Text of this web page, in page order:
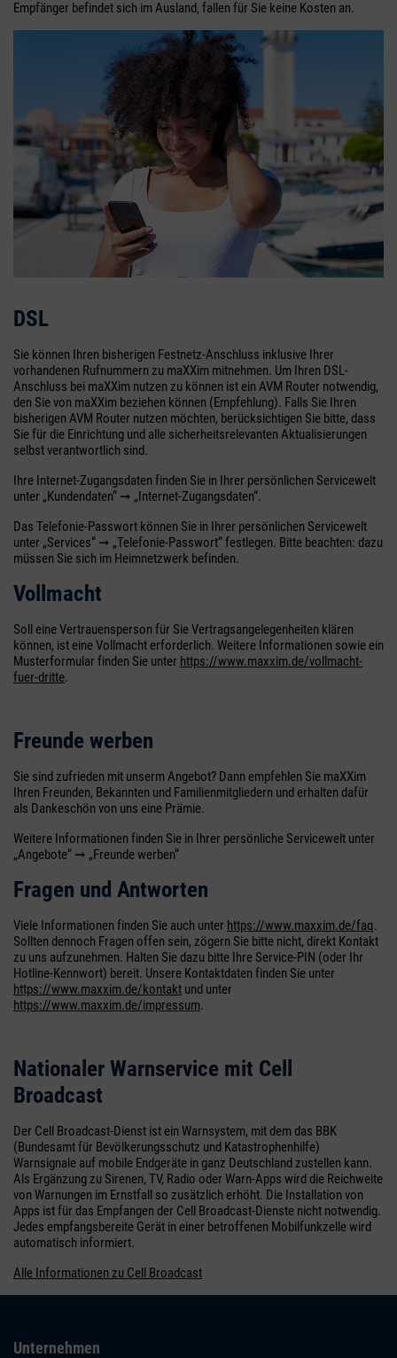
Empfänger befindet sich im Ausland, fallen für Sie keine Kosten an.
DSL
Sie können Ihren bisherigen Festnetz-Anschluss inklusive Ihrer
vorhandenen Rufnummern zu maXXim mitnehmen. Um Ihren DSL-
Anschluss bei maXXim nutzen zu können ist ein AVM Router notwendig,
den Sie von maXXim beziehen können (Empfehlung). Falls Sie Ihren
bisherigen AVM Router nutzen möchten, berücksichtigen Sie bitte, dass
Sie für die Einrichtung und alle sicherheitsrelevanten Aktualisierungen
selbst verantwortlich sind.
Ihre Internet-Zugangsdaten finden Sie in Ihrer persönlichen Servicewelt
unter „Kundendaten“ ➞ „Internet-Zugangsdaten“.
Das Telefonie-Passwort können Sie in Ihrer persönlichen Servicewelt
unter „Services“ ➞ „Telefonie-Passwort“ festlegen. Bitte beachten: dazu
müssen Sie sich im Heimnetzwerk befinden.
Vollmacht
Soll eine Vertrauensperson für Sie Vertragsangelegenheiten klären
können, ist eine Vollmacht erforderlich. Weitere Informationen sowie ein
Musterformular finden Sie unter https://www.maxxim.de/vollmacht-
fuer-dritte.
Freunde werben
Sie sind zufrieden mit unserm Angebot? Dann empfehlen Sie maXXim
Ihren Freunden, Bekannten und Familienmitgliedern und erhalten dafür
als Dankeschön von uns eine Prämie.
Weitere Informationen finden Sie in Ihrer persönliche Servicewelt unter
„Angebote“ ➞ „Freunde werben“
Fragen und Antworten
Viele Informationen finden Sie auch unter https://www.maxxim.de/faq.
Sollten dennoch Fragen offen sein, zögern Sie bitte nicht, direkt Kontakt
zu uns aufzunehmen. Halten Sie dazu bitte Ihre Service-PIN (oder Ihr
Hotline-Kennwort) bereit. Unsere Kontaktdaten finden Sie unter
https://www.maxxim.de/kontakt und unter
https://www.maxxim.de/impressum.
Nationaler Warnservice mit Cell
Broadcast
Der Cell Broadcast-Dienst ist ein Warnsystem, mit dem das BBK
(Bundesamt für Bevölkerungsschutz und Katastrophenhilfe)
Warnsignale auf mobile Endgeräte in ganz Deutschland zustellen kann.
Als Ergänzung zu Sirenen, TV, Radio oder Warn-Apps wird die Reichweite
von Warnungen im Ernstfall so zusätzlich erhöht. Die Installation von
Apps ist für das Empfangen der Cell Broadcast-Dienste nicht notwendig.
Jedes empfangsbereite Gerät in einer betroffenen Mobilfunkzelle wird
automatisch informiert.
Alle Informationen zu Cell Broadcast
Unternehmen